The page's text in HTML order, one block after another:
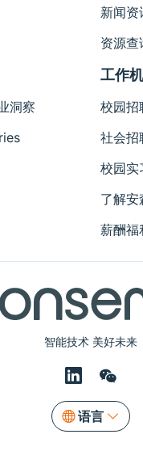
智能技术 美好未来
语言
新闻资
资源查
洞察
工作
校园招
社会招
校园实
了解安
薪酬福